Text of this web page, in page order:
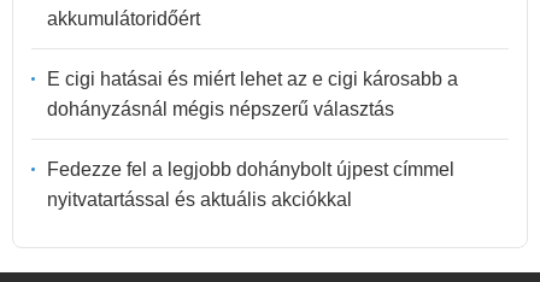
akkumulátoridőért
E cigi hatásai és miért lehet az e cigi károsabb a
dohányzásnál mégis népszerű választás
Fedezze fel a legjobb dohánybolt újpest címmel
nyitvatartással és aktuális akciókkal